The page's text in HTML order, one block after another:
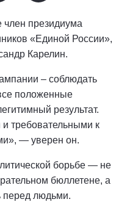
член президиума
«Единой России»,
Карелин.
– соблюдать
положенные
результат.
требовательными к
— уверен он.
борьбе — не
бюллетене, а
перед людьми.